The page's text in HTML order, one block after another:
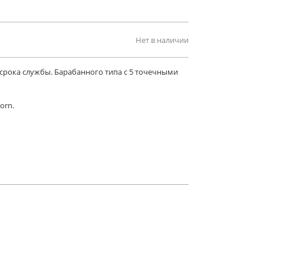
Нет в наличии
службы. Барабанного типа с 5 точечными